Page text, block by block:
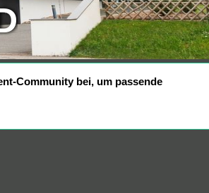
Community bei, um passende